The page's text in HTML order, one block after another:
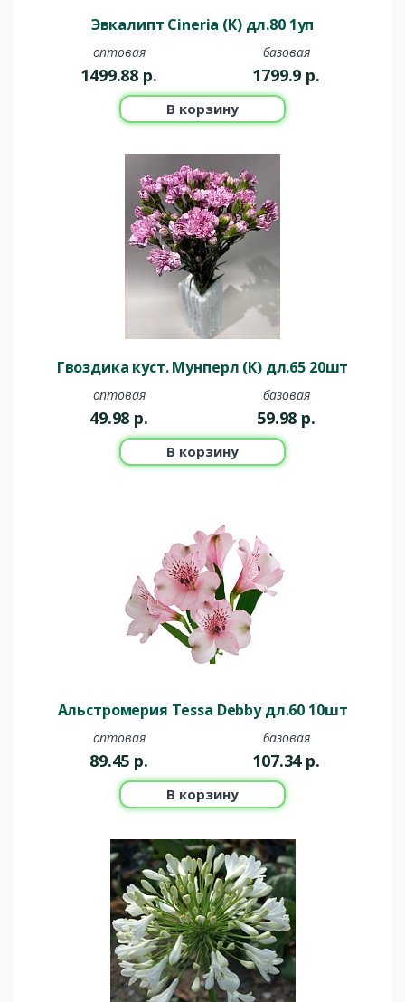
Эвкалипт Cineria (К) дл.80 1уп
оптовая
1499.88 р.
базовая
1799.9 р.
В корзину
Гвоздика куст. Мунперл (К) дл.65 20шт
оптовая
49.98 р.
базовая
59.98 р.
В корзину
Альстромерия Tessa Debby дл.60 10шт
оптовая
89.45 р.
базовая
107.34 р.
В корзину